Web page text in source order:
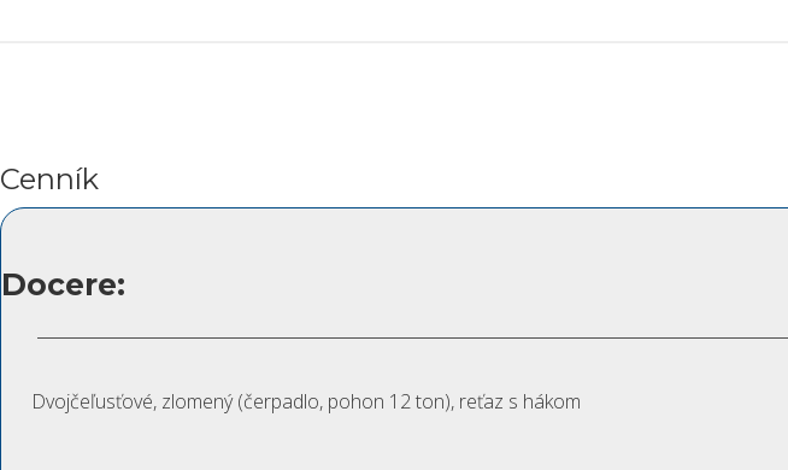
Cenník
Docere:
Dvojčeľusťové, zlomený (čerpadlo, pohon 12 ton), reťaz s hákom